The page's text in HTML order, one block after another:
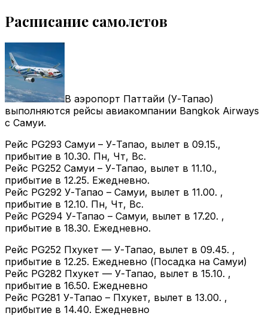
Расписание самолетов
В аэропорт Паттайи (У-Тапао)
выполняются рейсы авиакомпании Bangkok Airways
с Самуи.
Рейс PG293 Самуи – У-Тапао, вылет в 09.15.,
прибытие в 10.30. Пн, Чт, Вс.
Рейс PG252 Самуи – У-Тапао, вылет в 11.10.,
прибытие в 12.25. Ежедневно.
Рейс PG292 У-Тапао – Самуи, вылет в 11.00. ,
прибытие в 12.10. Пн, Чт, Вс.
Рейс PG294 У-Тапао – Самуи, вылет в 17.20. ,
прибытие в 18.30. Ежедневно.
Рейс PG252 Пхукет — У-Тапао, вылет в 09.45. ,
прибытие в 12.25. Ежедневно (Посадка на Самуи)
Рейс PG282 Пхукет — У-Тапао, вылет в 15.10. ,
прибытие в 16.50. Ежедневно
Рейс PG281 У-Тапао – Пхукет, вылет в 13.00. ,
прибытие в 14.40. Ежедневно